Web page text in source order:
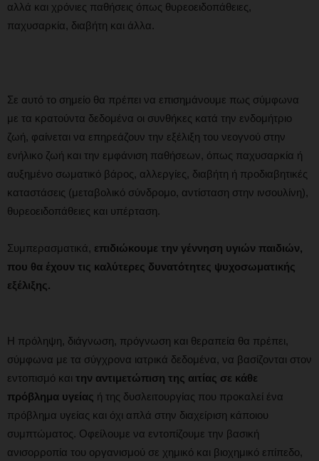
αλλά και χρόνιες παθήσεις όπως θυρεοειδοπάθειες,
παχυσαρκία, διαβήτη και άλλα.
Σε αυτό το σημείο θα πρέπει να επισημάνουμε πως σύμφωνα
με τα κρατούντα δεδομένα οι συνθήκες κατά την ενδομήτριο
ζωή, φαίνεται να επηρεάζουν την εξέλιξη του νεογνού στην
ενήλικο ζωή και την εμφάνιση παθήσεων, όπως παχυσαρκία ή
αυξημένο σωματικό βάρος, αλλεργίες, διαβήτη ή προδιαβητικές
καταστάσεις (μεταβολικό σύνδρομο, αντίσταση στην ινσουλίνη),
θυρεοειδοπάθειες και υπέρταση.
Συμπερασματικά, επιδιώκουμε την γέννηση υγιών παιδιών,
που θα έχουν τις καλύτερες δυνατότητες ψυχοσωματικής
εξέλιξης.
Η πρόληψη, διάγνωση, πρόγνωση και θεραπεία θα πρέπει,
σύμφωνα με τα σύγχρονα ιατρικά δεδομένα, να βασίζονται στον
εντοπισμό και την αντιμετώπιση της αιτίας σε κάθε
πρόβλημα υγείας ή της δυσλειτουργίας που προκαλεί ένα
πρόβλημα υγείας και όχι απλά στην διαχείριση κάποιου
συμπτώματος. Οφείλουμε να εντοπίζουμε την βασική
ανισορροπία του οργανισμού σε χημικό και βιοχημικό επίπεδο,